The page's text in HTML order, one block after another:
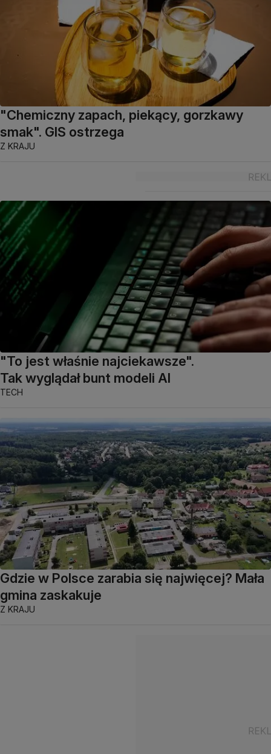
"Chemiczny zapach, piekący, gorzkawy
smak". GIS ostrzega
Z KRAJU
"To jest właśnie najciekawsze".
Tak wyglądał bunt modeli AI
TECH
Gdzie w Polsce zarabia się najwięcej? Mała
gmina zaskakuje
Z KRAJU